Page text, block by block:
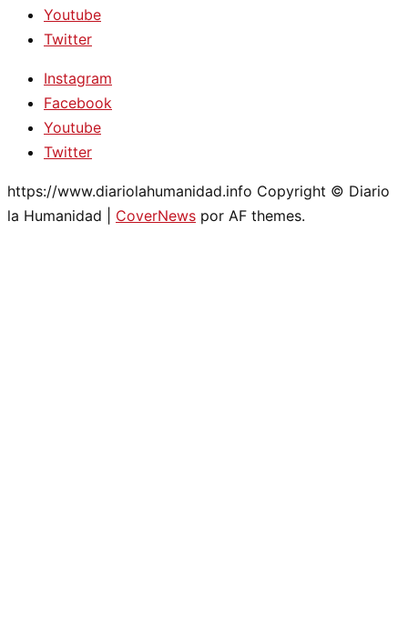
Youtube
Twitter
Instagram
Facebook
Youtube
Twitter
https://www.diariolahumanidad.info Copyright © Diario
la Humanidad
CoverNews por AF themes.